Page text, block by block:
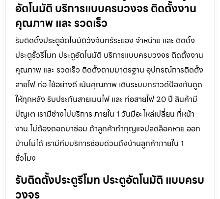
อัตโนมัติ บริการแบบครบวงจร ติดตั้งงาน
คุณภาพ และ รวดเร็ว
รับติดตั้งประตูอัตโนมัติวังจันทร์ระยอง จำหน่าย และ ติดตั้ง
ประตูรั้วรีโมท ประตูอัตโนมัติ บริการแบบครบวงจร ติดตั้งงาน
คุณภาพ และ รวดเร็ว ติดตั้งตามมาตรฐาน อุปกรณ์การติดตั้ง
สายไฟ ท่อ ใช้อย่างดี เน้นคุณภาพ เดินระบบกราวด์ป้องกันดูด
ให้ทุกหลัง รับประกันสายเมนไฟ และ ท่อสายไฟ 20 ปี สินค้ามี
ปัญหา เรามีช่างไปบริการ ภายใน 1 วันมีอะไหล่เปลี่ยน ที่หน้า
งาน ไม่ต้องถอดมาซ่อม ถ้าลูกค้าทำกุญแจปลดล็อคหาย ออก
บ้านไม่ได้ เรามีทีมบริการซ่อมด่วนถึงบ้านลูกค้าภายใน 1
ชั่วโมง
รับติดตั้งประตูรีโมท ประตูอัตโนมัติ แบบครบ
วงจร